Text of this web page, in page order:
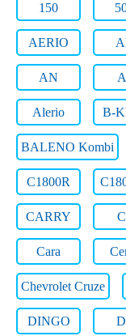
150
AERIO
AN
Alerio B-
BALENO Kombi
C1800R
CARRY
Cara
Chevrolet Cruze
DINGO